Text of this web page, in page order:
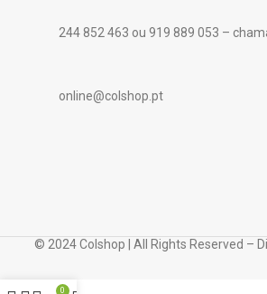
244 852 463 ou 919 889 053 –
online@colshop.pt
© 2024 Colshop | All Rights Reserved –
0